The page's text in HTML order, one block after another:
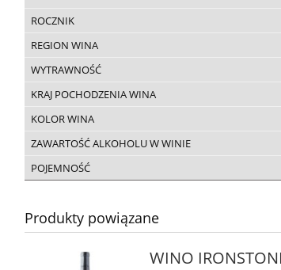
ROCZNIK
REGION WINA
WYTRAWNOŚĆ
KRAJ POCHODZENIA WINA
KOLOR WINA
ZAWARTOŚĆ ALKOHOLU W WINIE
POJEMNOŚĆ
Produkty powiązane
WINO